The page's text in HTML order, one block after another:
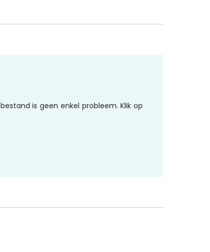
is geen enkel probleem. Klik op